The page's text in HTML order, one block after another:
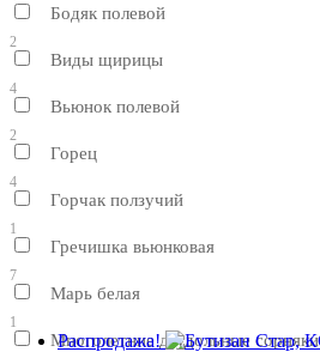
Бодяк полевой
2
Виды щирицы
4
Вьюнок полевой
2
Горец
4
Горчак ползучий
1
Гречишка вьюнковая
7
Марь белая
1
Многолетние двудольные сорняки
Распродажа!